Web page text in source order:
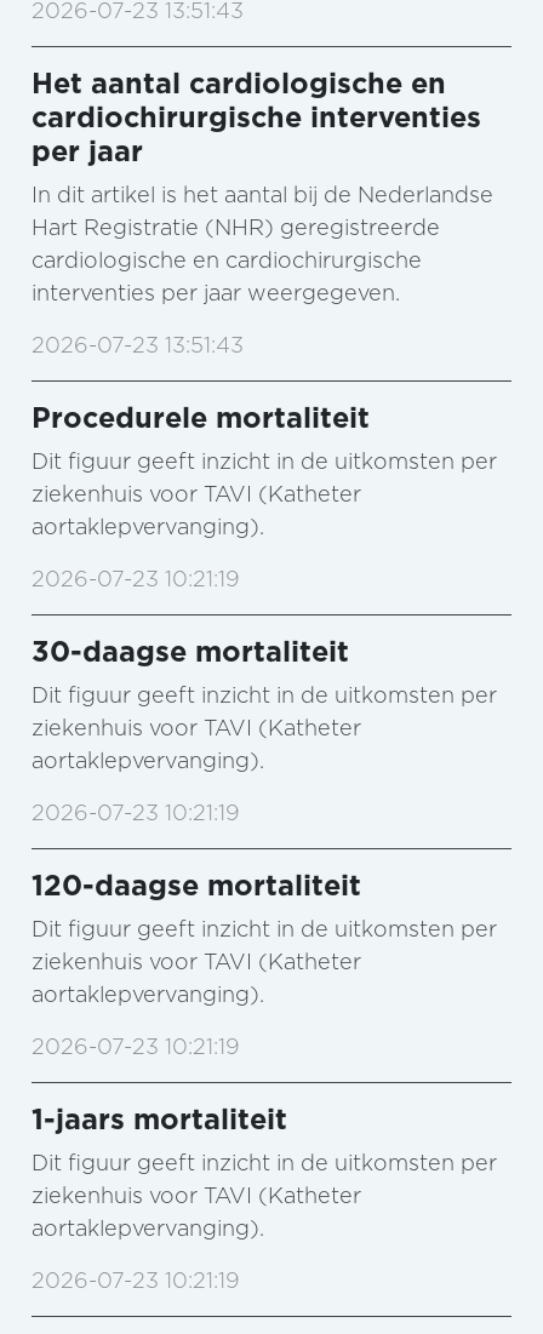
2026-07-23 13:51:43
Het aantal cardiologische en
cardiochirurgische interventies
per jaar
In dit artikel is het aantal bij de Nederlandse
Hart Registratie (NHR) geregistreerde
cardiologische en cardiochirurgische
interventies per jaar weergegeven.
2026-07-23 13:51:43
Procedurele mortaliteit
Dit figuur geeft inzicht in de uitkomsten per
ziekenhuis voor TAVI (Katheter
aortaklepvervanging).
2026-07-23 10:21:19
30-daagse mortaliteit
Dit figuur geeft inzicht in de uitkomsten per
ziekenhuis voor TAVI (Katheter
aortaklepvervanging).
2026-07-23 10:21:19
120-daagse mortaliteit
Dit figuur geeft inzicht in de uitkomsten per
ziekenhuis voor TAVI (Katheter
aortaklepvervanging).
2026-07-23 10:21:19
1-jaars mortaliteit
Dit figuur geeft inzicht in de uitkomsten per
ziekenhuis voor TAVI (Katheter
aortaklepvervanging).
2026-07-23 10:21:19